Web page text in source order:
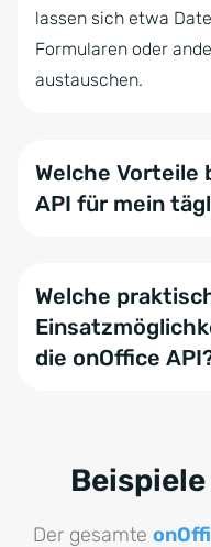
lassen sich etwa
Formularen oder
austauschen.
Welche Vorteile
API für mein
aktuell, da Daten in
Sie können
arbeiten, mehrere
Welche
die onOffice
integrieren Sie
binden Sie Ihr
Sie doppelte
Der gesamte